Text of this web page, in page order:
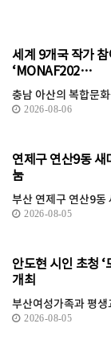
세계 9개국 작가
‘MONAF202…
충남 아산의 복합문
2026-08-06
연제구 연산9동 새
눔
부산 연제구 연산9
2026-08-05
안도현 시인 초청
개최
부산여성가족과 평
2026-08-05